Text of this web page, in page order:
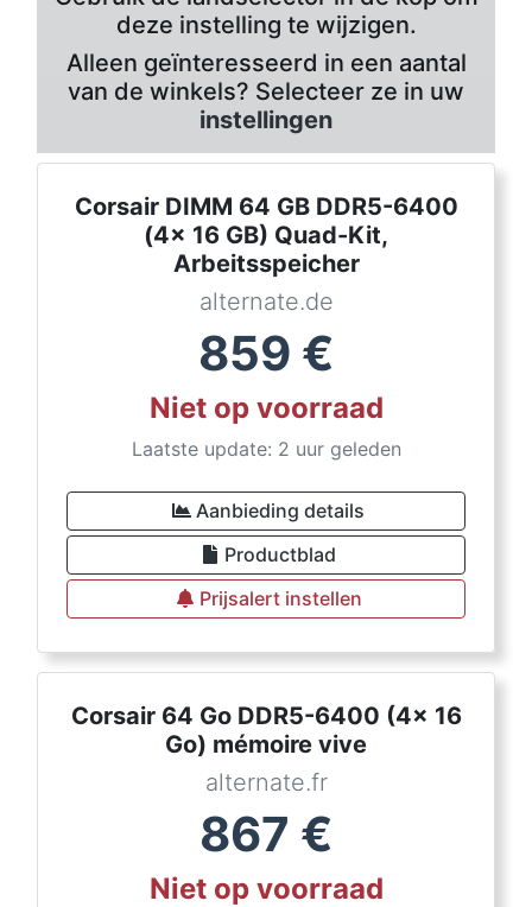
deze instelling te wijzigen.
Alleen geïnteresseerd in een aantal
van de winkels? Selecteer ze in uw
instellingen
Corsair DIMM 64 GB DDR5-6400
(4x 16 GB) Quad-Kit,
Arbeitsspeicher
alternate.de
859 €
Niet op voorraad
Laatste update: 2 uur geleden
Aanbieding details
Productblad
Prijsalert instellen
Corsair 64 Go DDR5-6400 (4x 16
Go) mémoire vive
alternate.fr
867 €
Niet op voorraad